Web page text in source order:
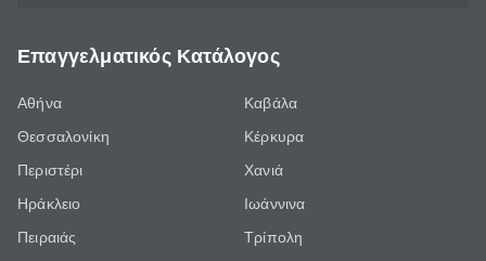
Επαγγελματικός Κατάλογος
Αθήνα
Θεσσαλονίκη
Περιστέρι
Ηράκλειο
Πειραιάς
Καβάλα
Κέρκυρα
Χανιά
Ιωάννινα
Τρίπολη